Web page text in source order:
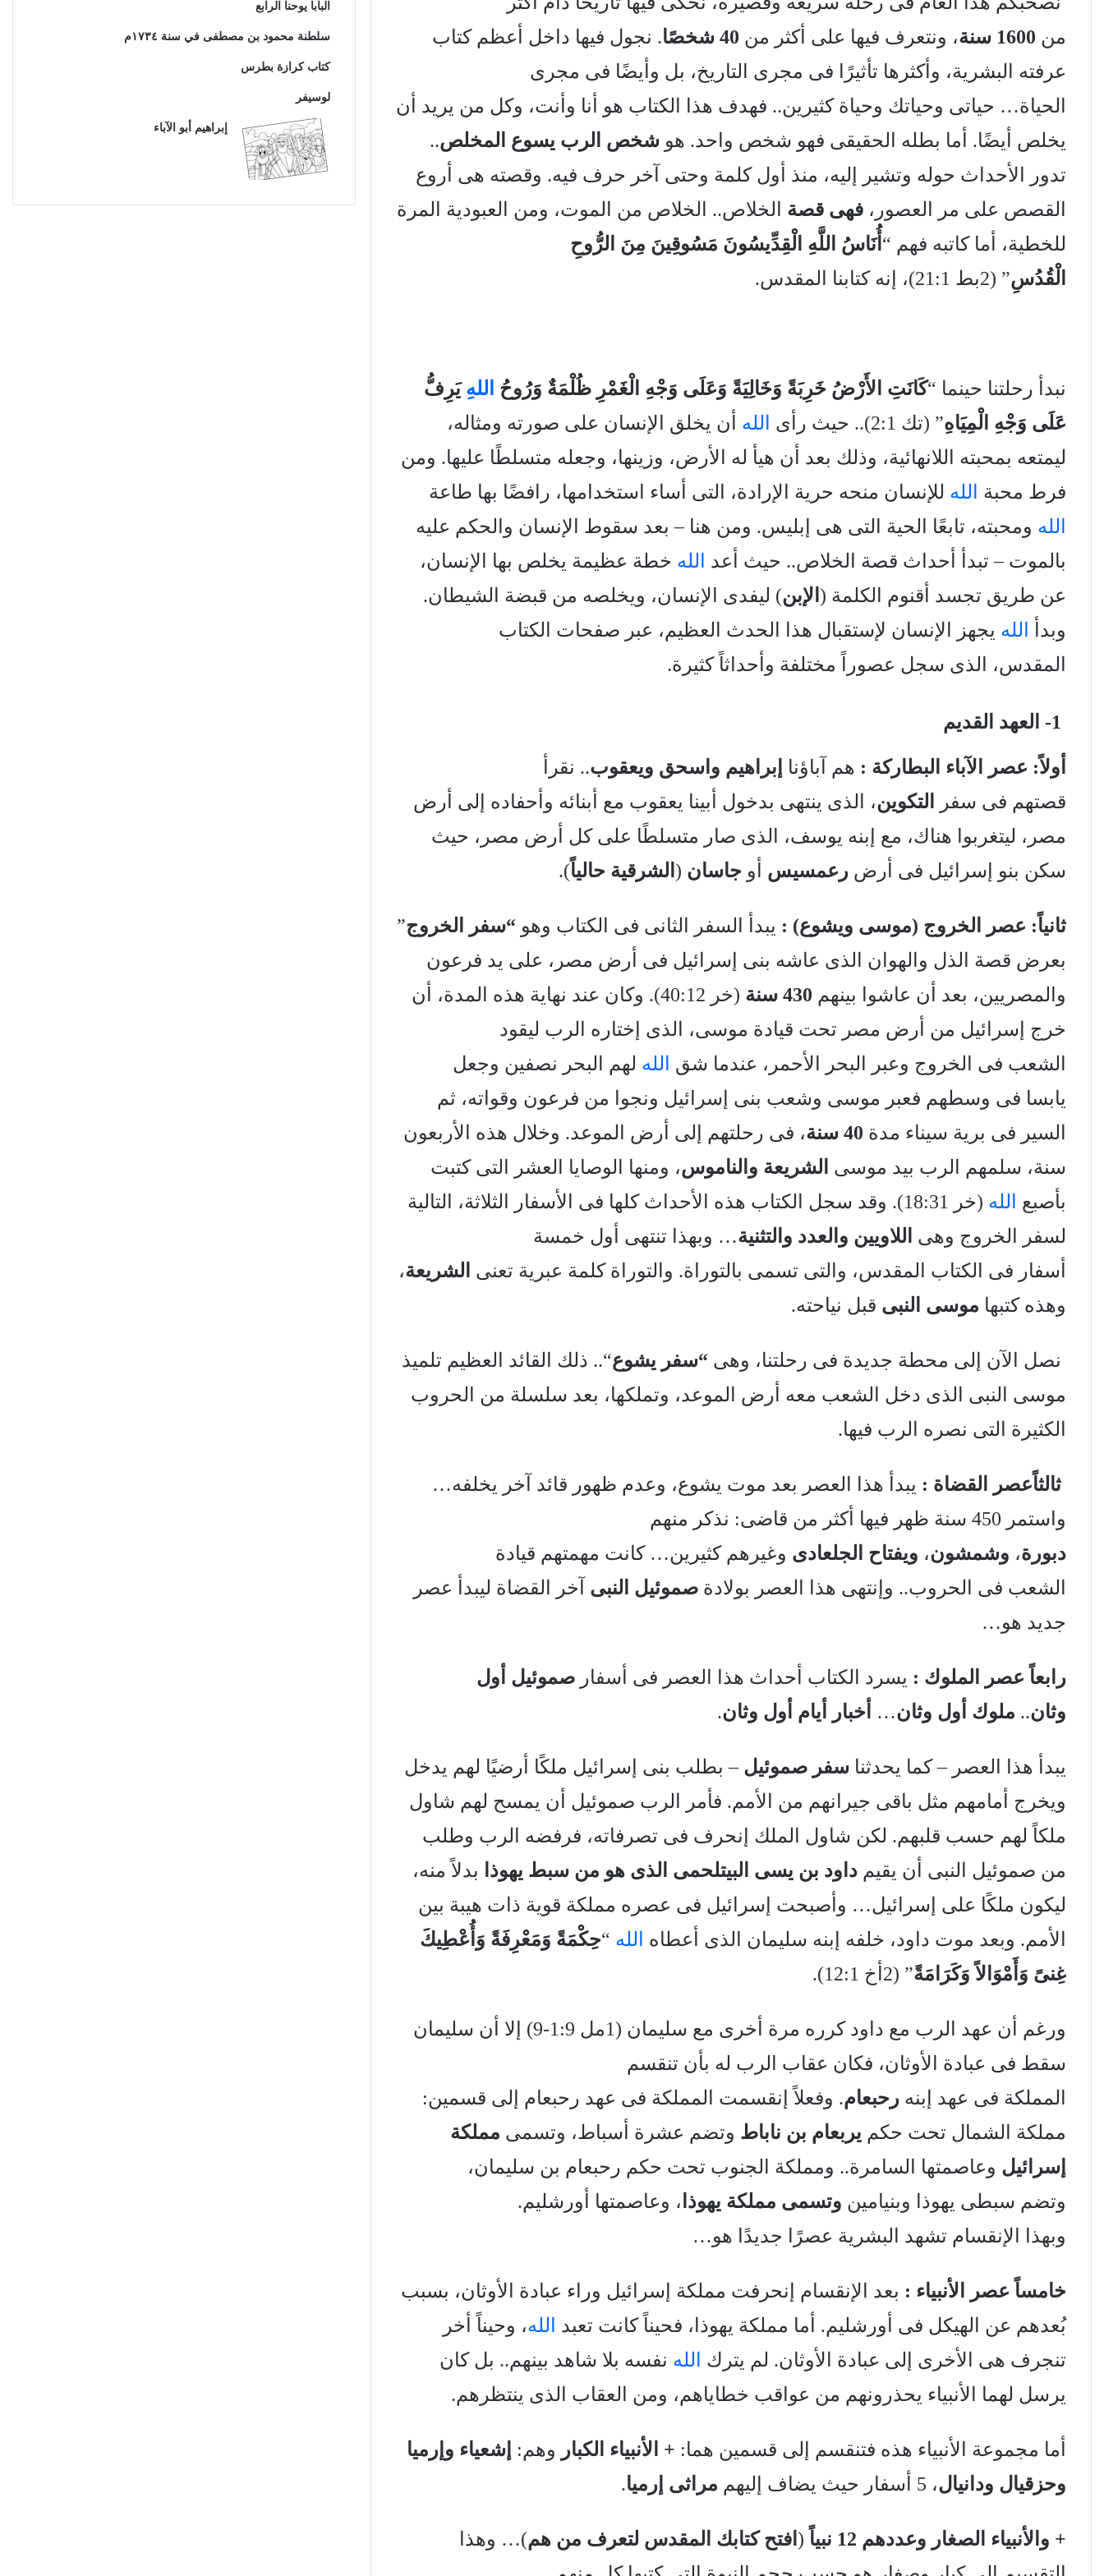
من 1600 سنة ، ونتعرف فيها على أكثر من 40 شخص ا. نجول فيها داخل أعظم كتاب
عرفته البشرية، وأكثرها تأثيرًا فى مجرى التاريخ، بل وأيضًا فى مجرى
الحياة… حياتى وحياتك وحياة كثيرين.. فهدف هذا الكتاب هو أنا وأنت، وكل من يريد أن
يخلص أيضًا. أما بطله الحقيقى فهو شخص واحد. هو شخص الرب يسوع المخلص..
تدور الأحداث حوله وتشير إليه، منذ أول كلمة وحتى آخر حرف فيه. وقصته هى أروع
القصص على مر العصور، فهى قصة
الخلاص.. الخلاص من الموت، ومن العبودية المرة
للخطية، أما كاتبه فهم “ أُنَاسُ اللَّهِ الْقِدِّيسُونَ مَسُوقِينَ مِنَ الرُّوحِ
الْقُدُسِ” (2بط 21:1)، إنه كتابنا المقدس.
نبدأ رحلتنا حينما “كَانَتِ الأَرْضُ خَرِبَةً وَخَالِيَةً وَعَلَى وَجْهِ الْغَمْرِ ظُلْمَةٌ وَرُوحُ اللهِ يَرِفُّ
عَلَى وَجْهِ الْمِيَاهِ” (تك 2:1).. حيث رأى الله أن يخلق الإنسان على صورته ومثاله،
ليمتعه بمحبته اللانهائية، وذلك بعد أن هيأ له الأرض، وزينها، وجعله متسلطًا عليها. ومن
فرط محبة
الله للإنسان منحه حرية الإرادة، التى أساء استخدامها، رافضًا بها طاعة
الله ومحبته، تابعًا الحية التى هى إبليس. ومن هنا – بعد سقوط الإنسان والحكم عليه
بالموت – تبدأ أحداث قصة الخلاص.. حيث أعد
الله خطة عظيمة يخلص بها الإنسان،
عن طريق تجسد أقنوم الكلمة ( الإبن) ليفدى الإنسان، ويخلصه من قبضة الشيطان.
وبدأ
الله يجهز الإنسان لإستقبال هذا الحدث العظيم، عبر صفحات الكتاب
المقدس، الذى سجل عصوراً مختلفة وأحداثاً كثيرة.
1- العهد القديم
أولاً: عصر الآباء البطاركة : هم آباؤنا إبراهيم واسحق ويعقوب.. نقرأ
قصتهم فى سفر
التكوين، الذى ينتهى بدخول أبينا يعقوب مع أبنائه وأحفاده إلى أرض
مصر، ليتغربوا هناك، مع إبنه يوسف، الذى صار متسلطًا على كل أرض مصر، حيث
سكن بنو إسرائيل فى أرض رعمسيس أو جاسان ( الشرقية حالياً).
ثانياً: عصر الخروج (موسى ويشوع) : يبدأ السفر الثانى فى الكتاب وهو “سفر الخروج”
بعرض قصة الذل والهوان الذى عاشه بنى إسرائيل فى أرض مصر، على يد فرعون
والمصريين، بعد أن عاشوا بينهم 430 سنة
(خر 40:12). وكان عند نهاية هذه المدة، أن
خرج إسرائيل من أرض مصر تحت قيادة موسى، الذى إختاره الرب ليقود
الشعب فى الخروج وعبر البحر الأحمر، عندما شق
الله لهم البحر نصفين وجعل
يابسا فى وسطهم فعبر موسى وشعب بنى إسرائيل ونجوا من فرعون وقواته، ثم
السير فى برية سيناء مدة 40 سنة
، فى رحلتهم إلى أرض الموعد. وخلال هذه الأربعون
سنة، سلمهم الرب بيد موسى الشريعة والناموس، ومنها الوصايا العشر التى كتبت
بأصبع
الله
(خر 18:31). وقد سجل الكتاب هذه الأحداث كلها فى الأسفار الثلاثة، التالية
لسفر الخروج وهى اللاويين والعدد والتثنية… وبهذا تنتهى أول خمسة
أسفار فى الكتاب المقدس، والتى تسمى بالتوراة. والتوراة كلمة عبرية تعنى الشريعة،
وهذه كتبها موسى النبى قبل نياحته.
نصل الآن إلى محطة جديدة فى رحلتنا، وهى “سفر يشوع“.. ذلك القائد العظيم تلميذ
موسى النبى الذى دخل الشعب معه أرض الموعد، وتملكها، بعد سلسلة من الحروب
الكثيرة التى نصره الرب فيها.
ثالثاًعصر القضاة : يبدأ هذا العصر بعد موت يشوع، وعدم ظهور قائد آخر يخلفه…
واستمر 450 سنة ظهر فيها أكثر من قاضى: نذكر منهم
دبورة، وشمشون، ويفتاح الجلعادى وغيرهم كثيرين… كانت مهمتهم قيادة
الشعب فى الحروب.. وإنتهى هذا العصر بولادة صموئيل النبى آخر القضاة ليبدأ عصر
جديد هو…
رابعاً عصر الملوك : يسرد الكتاب أحداث هذا العصر فى أسفار صموئيل أول
وثان.. ملوك أول وثان… أخبار أيام أول وثان.
يبدأ هذا العصر – كما يحدثنا سفر صموئيل – بطلب بنى إسرائيل ملكًا أرضيًا لهم يدخل
ويخرج أمامهم مثل باقى جيرانهم من الأمم. فأمر الرب صموئيل أن يمسح لهم شاول
ملكاً لهم حسب قلبهم. لكن شاول الملك إنحرف فى تصرفاته، فرفضه الرب وطلب
من صموئيل النبى أن يقيم داود بن يسى البيتلحمى الذى هو من سبط يهوذا
بدلاً منه،
ليكون ملكًا على إسرائيل… وأصبحت إسرائيل فى عصره مملكة قوية ذات هيبة بين
الأمم. وبعد موت داود، خلفه إبنه سليمان الذى أعطاه
الله “حِكْمَةً وَمَعْرِفَةً وَأُعْطِيكَ
غِنىً وَأَمْوَالاً وَكَرَامَةً” (2أخ 12:1).
ورغم أن عهد الرب مع داود كرره مرة أخرى مع سليمان (1مل 1:9-9) إلا أن سليمان
سقط فى عبادة الأوثان، فكان عقاب الرب له بأن تنقسم
المملكة فى عهد إبنه رحبعام. وفعلاً إنقسمت المملكة فى عهد رحبعام إلى قسمين:
مملكة الشمال تحت حكم يربعام بن ناباط وتضم عشرة أسباط، وتسمى مملكة
إسرائيل وعاصمتها السامرة.. ومملكة الجنوب تحت حكم رحبعام بن سليمان،
وتضم سبطى يهوذا وبنيامين وتسمى مملكة يهوذا ، وعاصمتها أورشليم.
وبهذا الإنقسام تشهد البشرية عصرًا جديدًا هو…
خامساً عصر الأنبياء : بعد الإنقسام إنحرفت مملكة إسرائيل وراء عبادة الأوثان، بسبب
بُعدهم عن الهيكل فى أورشليم. أما مملكة يهوذا، فحيناً كانت تعبد
الله، وحيناً أخر
تنجرف هى الأخرى إلى عبادة الأوثان. لم يترك
الله نفسه بلا شاهد بينهم.. بل كان
يرسل لهما الأنبياء يحذرونهم من عواقب خطاياهم، ومن العقاب الذى ينتظرهم.
أما مجموعة الأنبياء هذه فتنقسم إلى قسمين هما: + الأنبياء الكبار وهم: إشعياء وإرميا
وحزقيال ودانيال، 5 أسفار حيث يضاف إليهم مراثى إرميا.
+ والأنبياء الصغار وعددهم 12 نبياً ( افتح كتابك المقدس لتعرف من هم)… وهذا
البابا يوحنا الرابع
سلطنة محمود بن مصطفى في سنة ١٧٣٤م
كتاب كرازة بطرس
لوسيفر
إبراهيم أبو الآباء